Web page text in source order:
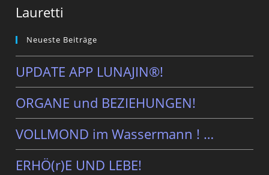
Lauretti
Neueste Beiträge
UPDATE APP LUNAJIN®!
ORGANE und BEZIEHUNGEN!
VOLLMOND im Wassermann ! …
ERHÖ(r)E UND LEBE!